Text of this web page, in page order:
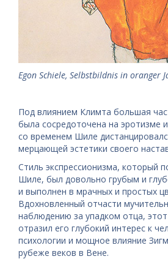
Egon Schiele, Selbstbildnis in oranger
Под влиянием Климта большая
была сосредоточена на эротизме
со временем Шиле
мерцающей эстетики своего
Стиль экспрессионизма, который
Шиле, был довольно грубым и
и выполнен в мрачных и простых
Вдохновленный отчасти
наблюдению за упадком отца,
отразил его глубокий интерес к
психологии и мощное влияние
рубеже веков в Вене.